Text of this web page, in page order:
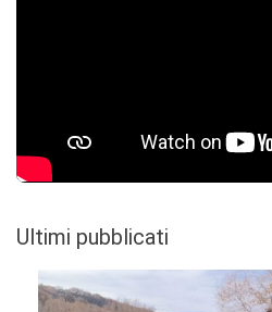
Ultimi pubblicati